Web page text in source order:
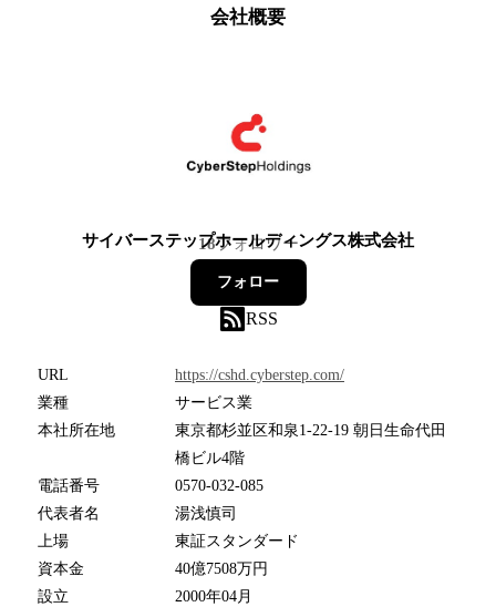
会社概要
サイバーステップホールディングス株式会社
18フォロワー
フォロー
RSS
URL
https://cshd.cyberstep.com/
業種
サービス業
本社所在地
東京都杉並区和泉1-22-19 朝日生命代田
橋ビル4階
電話番号
0570-032-085
代表者名
湯浅慎司
上場
東証スタンダード
資本金
40億7508万円
設立
2000年04月